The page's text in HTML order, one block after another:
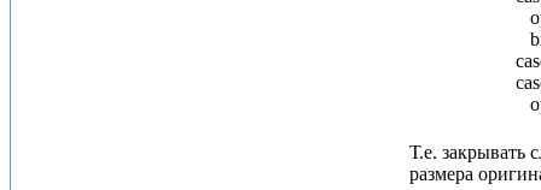
op
case
op
Т.е. закрывать
размера